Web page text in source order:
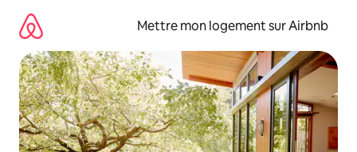
directement
contenu
Mettre mon logement sur Airbnb